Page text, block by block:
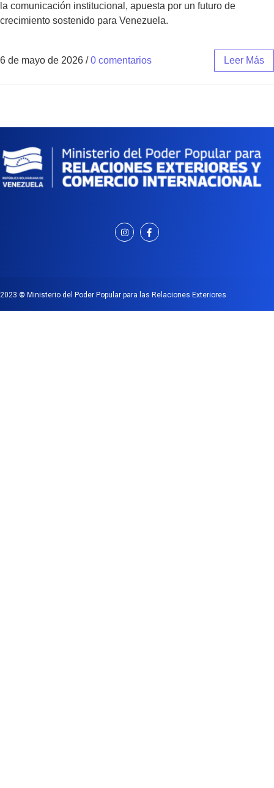
la comunicación institucional, apuesta por un futuro de
crecimiento sostenido para Venezuela.
6 de mayo de 2026 / 0 comentarios Leer Más
2023 © Ministerio del Poder Popular para las Relaciones Exteriores